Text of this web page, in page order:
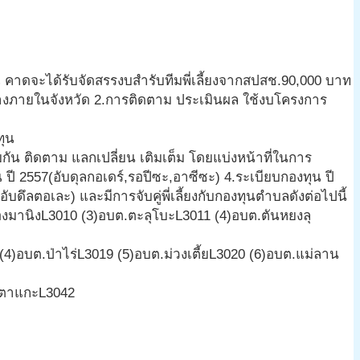
ดจะได้รับจัดสรรงบสำรับทีมพี่เลี้ยงจากสปสช.90,000 บาท
ายในจังหวัด 2.การติดตาม ประเมินผล ใช้งบโครงการ
น
น ติดตาม แลกเปลี่ยน เติมเต็ม โดยแบ่งหน้าที่ในการ
2557(อับดุลกอเดร์,รอปีซะ,อาซีซะ) 4.ระเบียบกองทุน ปี
ดึลตอเละ) และมีการจับคู่พี่เลี้ยงกับกองทุนตำบลดังต่อไปนี้
านิงL3010 (3)อบต.ตะลุโบะL3011 (4)อบต.ตันหยงลุ
อบต.ป่าไร่L3019 (5)อบต.ม่วงเตี้ยL3020 (6)อบต.แม่ลาน
แกะL3042